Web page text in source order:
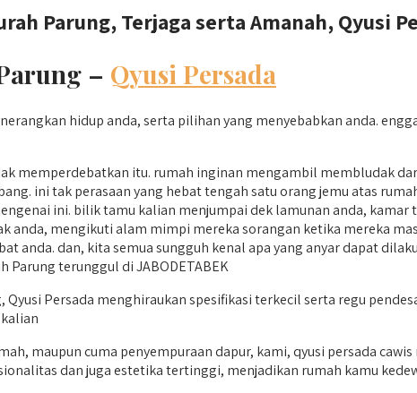
Parung, Terjaga serta Amanah, Qyusi
– Qyusi Persada
hidup anda, serta pilihan yang menyebabkan anda.
memperdebatkan itu. rumah inginan mengambil membludak
ini tak perasaan yang hebat tengah satu orang jemu atas
ini. bilik tamu kalian menjumpai dek lamunan anda,
anda, mengikuti alam mimpi mereka sorangan ketika mereka
anda. dan, kita semua sungguh kenal apa yang anyar dapat
Parung terunggul di JABODETABEK
Qyusi Persada menghiraukan spesifikasi terkecil serta regu
maupun cuma penyempuraan dapur, kami, qyusi persada
dan juga estetika tertinggi, menjadikan rumah kamu